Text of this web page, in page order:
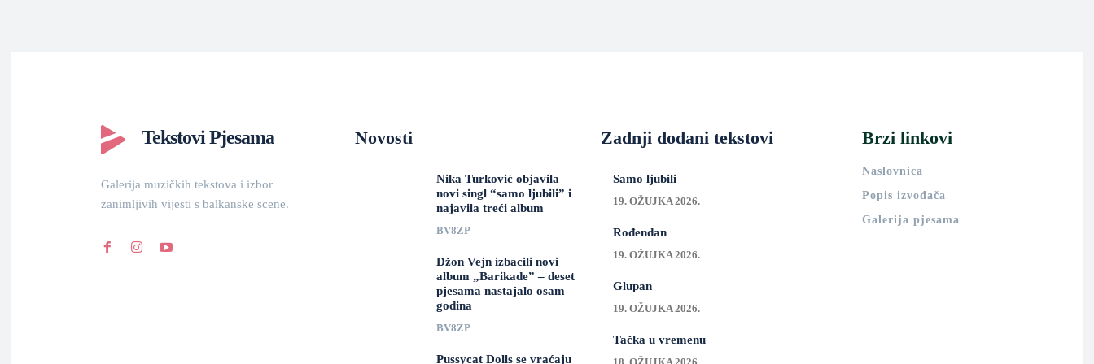
Tekstovi Pjesama
Galerija muzičkih tekstova i izbor
zanimljivih vijesti s balkanske scene.
Novosti
Nika Turković objavila
novi singl “samo ljubili” i
najavila treći album
BV8ZP
Džon Vejn izbacili novi
album „Barikade” – deset
pjesama nastajalo osam
godina
BV8ZP
Pussycat Dolls se vraćaju
Zadnji dodani tekstovi
Samo ljubili
19. OŽUJKA 2026.
Rođendan
19. OŽUJKA 2026.
Glupan
19. OŽUJKA 2026.
Tačka u vremenu
Brzi linkovi
Naslovnica
Popis izvođača
Galerija pjesama